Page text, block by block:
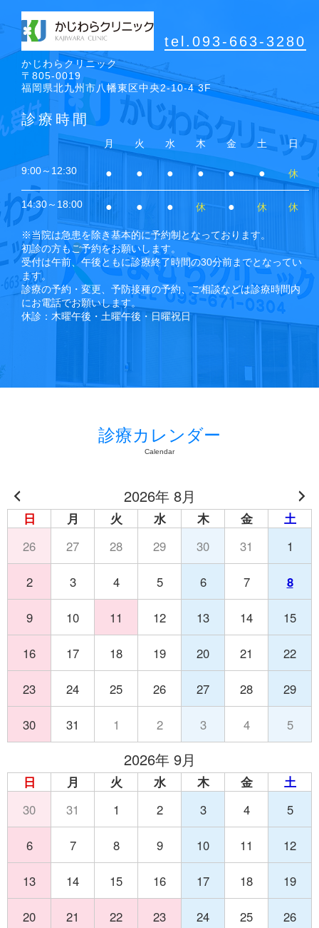
tel.093-663-3280
かじわらクリニック
〒805-0019
福岡県北九州市八幡東区中央2-10-4 3F
診療時間
月 火 水 木 金 土 日
9:00～12:30 ● ● ● ● ● ● 休
14:30～18:00 ● ● ● 休 ● 休 休
※当院は急患を除き基本的に予約制となっております。
初診の方もご予約をお願いします。
受付は午前、午後ともに診療終了時間の30分前までとなってい
ます。
診療の予約・変更、予防接種の予約、ご相談などは診療時間内
にお電話でお願いします。
休診：木曜午後・土曜午後・日曜祝日
診療カレンダー
Calendar
2026年 8月
日 月 火 水 木 金
土
26
27 28 29 30 31 1
2 3 4 5 6 7 8
9 10 11 12 13 14 15
16 17 18 19 20 21 22
23 24 25 26 27 28 29
30 31 1 2 3 4 5
2026年 9月
日 月 火 水 木 金
土
30
31 1 2 3 4 5
6 7 8 9 10 11 12
13 14 15 16 17 18 19
20 21 22 23 24 25 26